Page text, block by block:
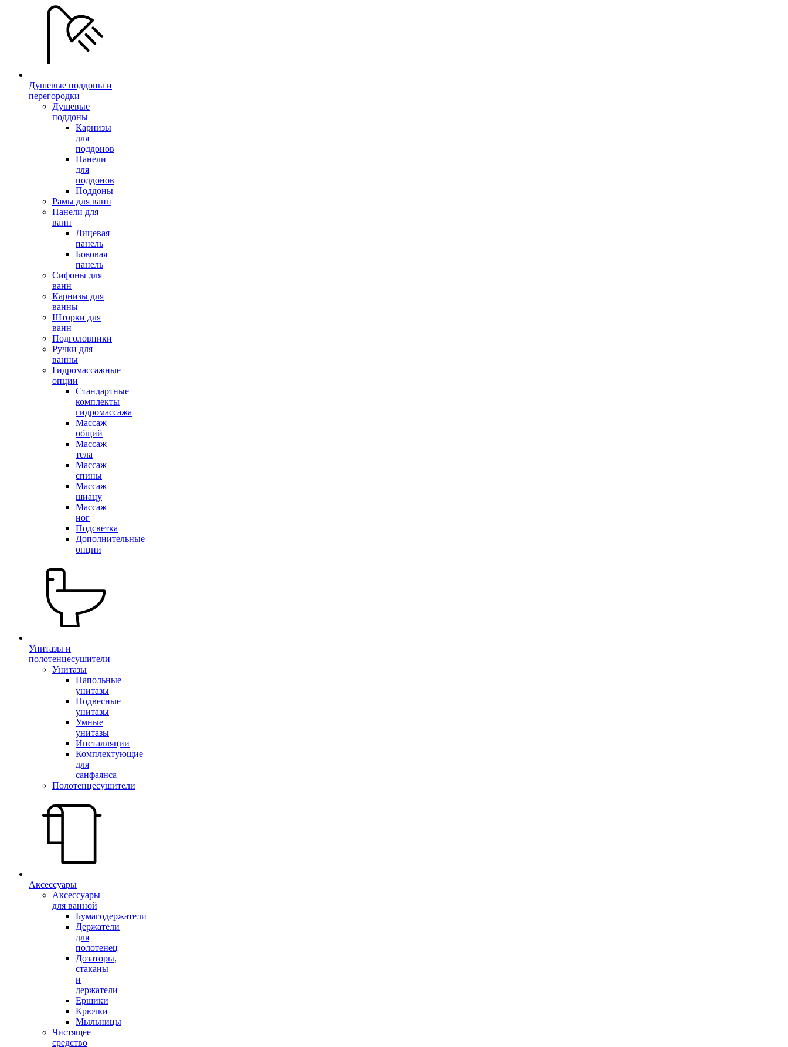
Душевые поддоны и
перегородки
Душевые
поддоны
Карнизы
для
поддонов
Панели
для
поддонов
Поддоны
Рамы для ванн
Панели для
ванн
Лицевая
панель
Боковая
панель
Сифоны для
ванн
Карнизы для
ванны
Шторки для
ванн
Подголовники
Ручки для
ванны
Гидромассажные
опции
Стандартные
комплекты
гидромассажа
Массаж
общий
Массаж
тела
Массаж
спины
Массаж
шиацу
Массаж
ног
Подсветка
Дополнительные
опции
Унитазы и
полотенцесушители
Унитазы
Напольные
унитазы
Подвесные
унитазы
Умные
унитазы
Инсталляции
Комплектующие
для
санфаянса
Полотенцесушители
Аксессуары
Аксессуары
для ванной
Бумагодержатели
Держатели
для
полотенец
Дозаторы,
стаканы
и
держатели
Ершики
Крючки
Мыльницы
Чистящее
средство